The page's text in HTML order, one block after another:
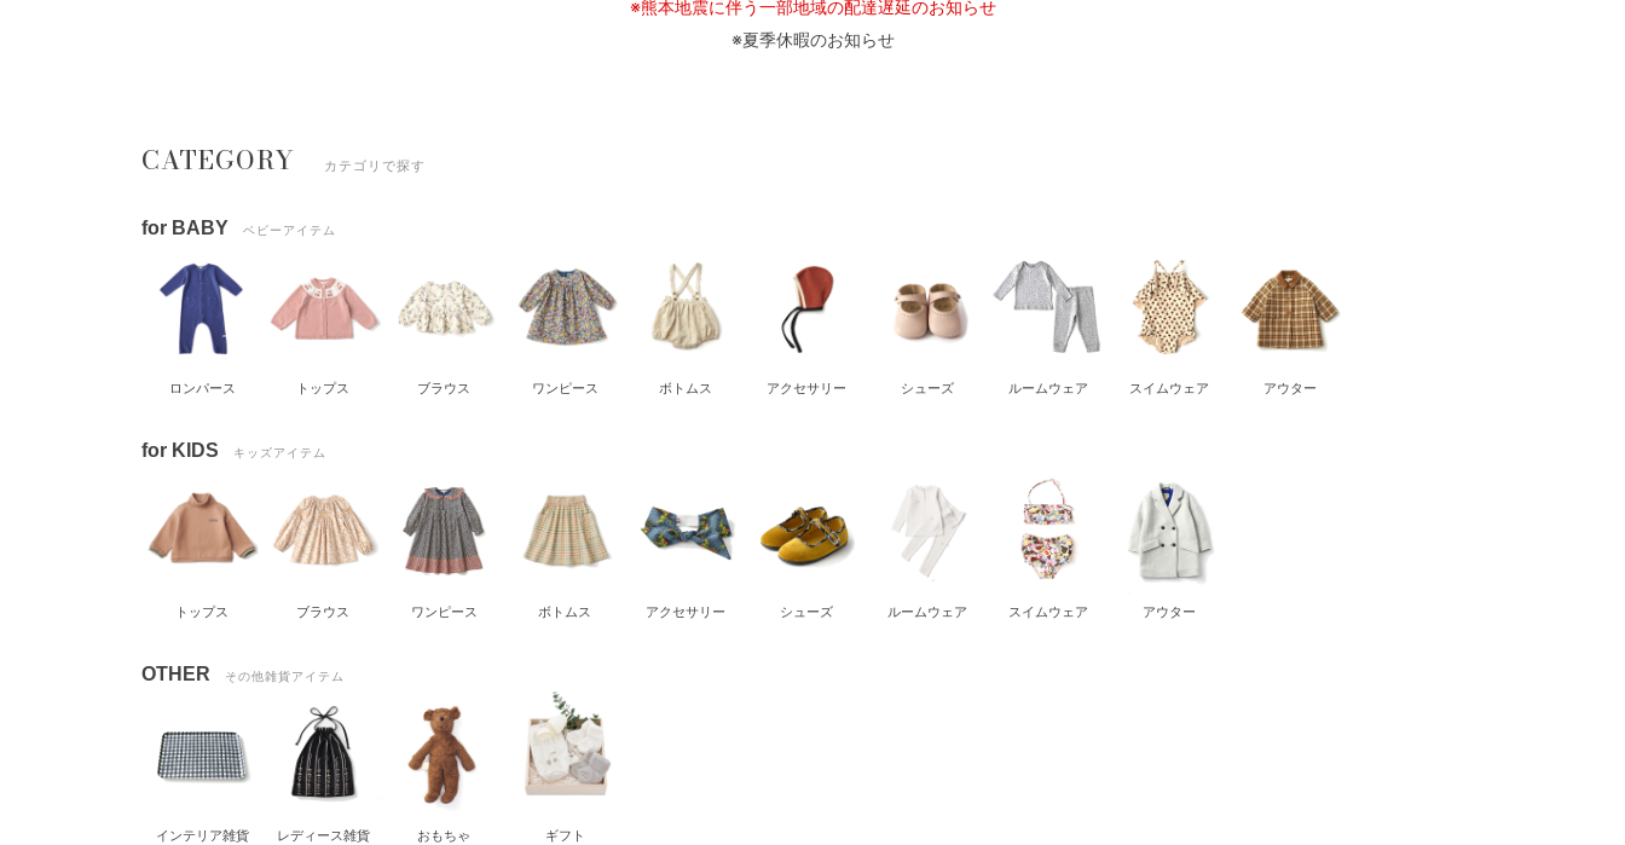
※熊本地震に伴う一部地域の配達遅延のお知らせ
※夏季休暇のお知らせ
CATEGORY カテゴリで探す
for BABY ベビーアイテム
ロンパース トップス ブラウス ワンピース ボトムス アクセサリー シューズ ルームウェア スイムウェア アウター
for KIDS キッズアイテム
トップス ブラウス ワンピース ボトムス アクセサリー シューズ ルームウェア スイムウェア アウター
OTHER その他雑貨アイテム
インテリア雑貨 レディース雑貨 おもちゃ ギフト